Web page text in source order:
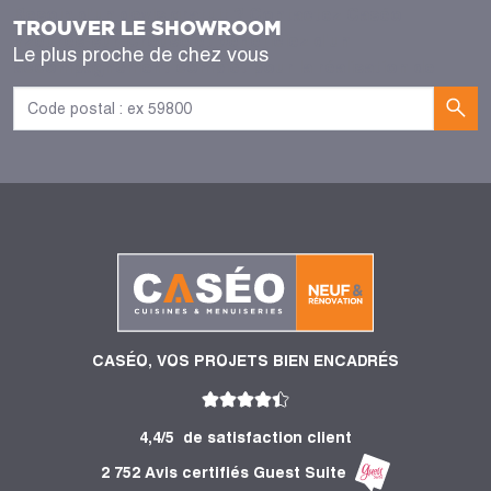
Yzeures-sur-Creuse et bénéficiez d'un
accompagnement complet pour la réalisation de
votre projet.
TROUVER LE SHOWROOM
Le plus proche de chez vous
CASÉO, VOS PROJETS BIEN ENCADRÉS
4,4/5
de satisfaction client
2 752 Avis certifiés Guest Suite